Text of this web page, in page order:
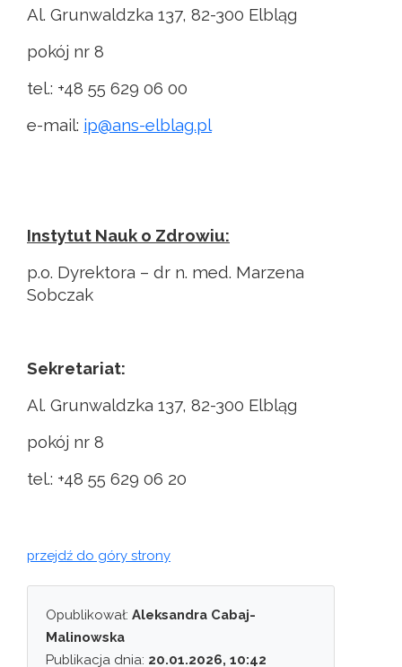
Al. Grunwaldzka 137, 82-300 Elbląg
pokój nr 8
tel.: +48 55 629 06 00
e-mail: ip@ans-elblag.pl
Instytut Nauk o Zdrowiu:
p.o. Dyrektora – dr n. med. Marzena
Sobczak
Sekretariat:
Al. Grunwaldzka 137, 82-300 Elbląg
pokój nr 8
tel.: +48 55 629 06 20
przejdź do góry strony
Opublikował: Aleksandra Cabaj-
Malinowska
Publikacja dnia: 20.01.2026, 10:42